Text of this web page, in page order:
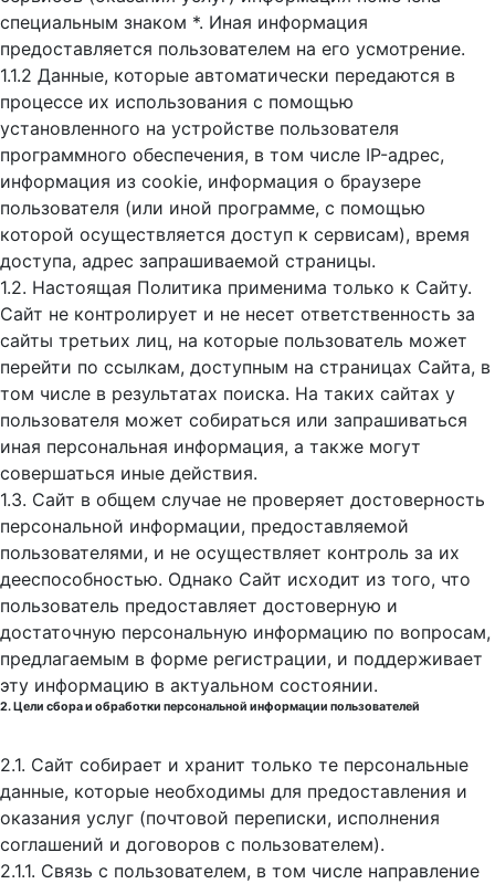
специальным знаком *. Иная информация
предоставляется пользователем на его усмотрение.
1.1.2 Данные, которые автоматически передаются в
процессе их использования с помощью
установленного на устройстве пользователя
программного обеспечения, в том числе IP-адрес,
информация из cookie, информация о браузере
пользователя (или иной программе, с помощью
которой осуществляется доступ к cервисам), время
доступа, адрес запрашиваемой страницы.
1.2. Настоящая Политика применима только к Сайту.
Сайт не контролирует и не несет ответственность за
сайты третьих лиц, на которые пользователь может
перейти по ссылкам, доступным на страницах Сайта, в
том числе в результатах поиска. На таких сайтах у
пользователя может собираться или запрашиваться
иная персональная информация, а также могут
совершаться иные действия.
1.3. Сайт в общем случае не проверяет достоверность
персональной информации, предоставляемой
пользователями, и не осуществляет контроль за их
дееспособностью. Однако Сайт исходит из того, что
пользователь предоставляет достоверную и
достаточную персональную информацию по вопросам,
предлагаемым в форме регистрации, и поддерживает
эту информацию в актуальном состоянии.
2. Цели сбора и обработки персональной информации пользователей
2.1. Сайт собирает и хранит только те персональные
данные, которые необходимы для предоставления и
оказания услуг (почтовой переписки, исполнения
соглашений и договоров с пользователем).
2.1.1. Связь с пользователем, в том числе направление